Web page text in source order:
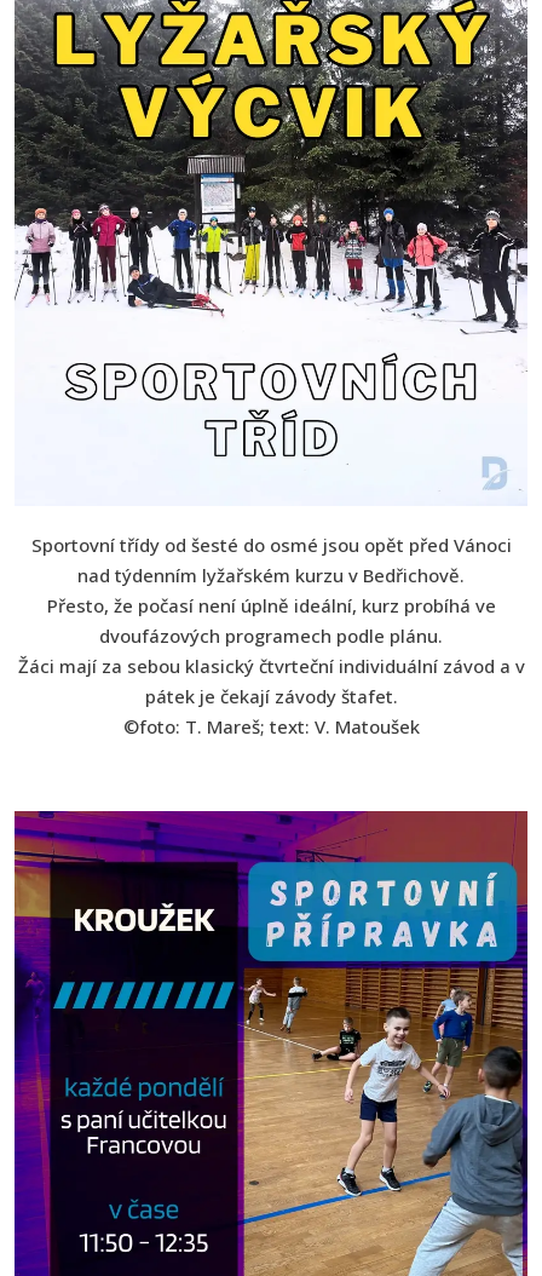
Sportovní třídy od šesté do osmé jsou opět před Vánoci
nad týdenním lyžařském kurzu v Bedřichově.
Přesto, že počasí není úplně ideální, kurz probíhá ve
dvoufázových programech podle plánu.
Žáci mají za sebou klasický čtvrteční individuální závod a v
pátek je čekají závody štafet.
©foto: T. Mareš; text: V. Matoušek